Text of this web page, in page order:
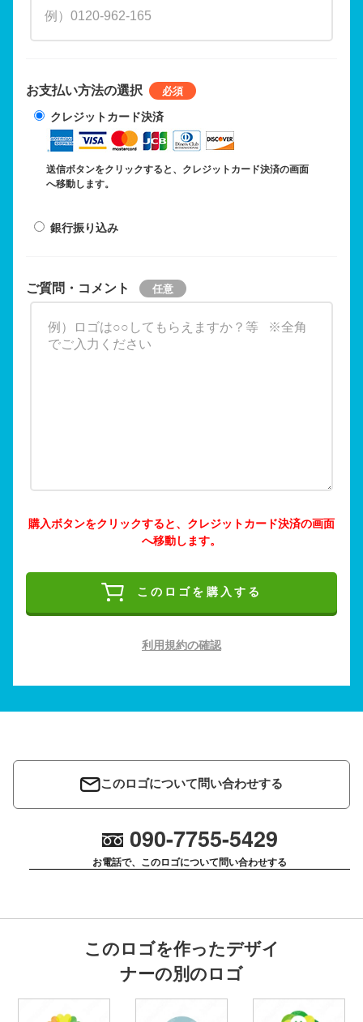
お支払い方法の選択
クレジットカード決済
送信ボタンをクリックすると、クレジットカード決済の画面
へ移動します。
銀行振り込み
ご質問・コメント
購入ボタンをクリックすると、クレジットカード決済の画面
へ移動します。
このロゴを購入する
利用規約の確認
このロゴについて問い合わせする
090-7755-5429
お電話で、このロゴについて問い合わせする
このロゴを作ったデザイ
ナーの別のロゴ